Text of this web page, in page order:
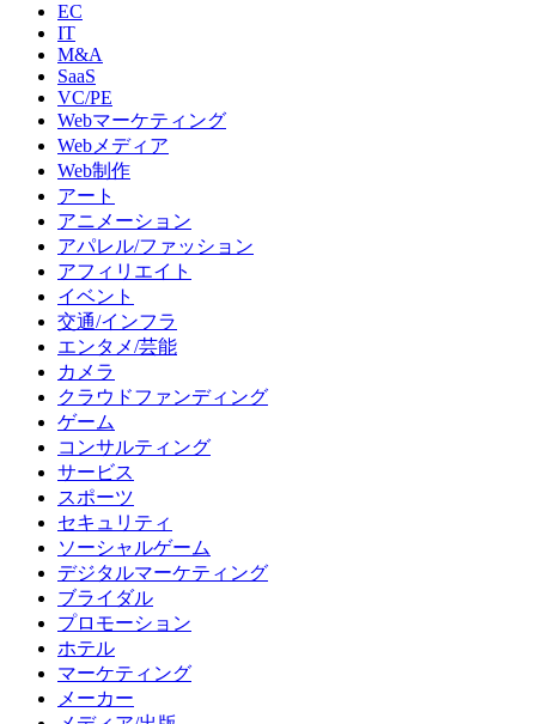
EC
IT
M&A
SaaS
VC/PE
Webマーケティング
Webメディア
Web制作
アート
アニメーション
アパレル/ファッション
アフィリエイト
イベント
交通/インフラ
エンタメ/芸能
カメラ
クラウドファンディング
ゲーム
コンサルティング
サービス
スポーツ
セキュリティ
ソーシャルゲーム
デジタルマーケティング
ブライダル
プロモーション
ホテル
マーケティング
メーカー